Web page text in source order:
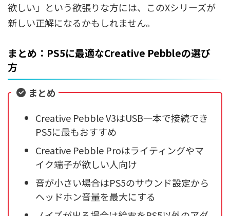
欲しい」という欲張りな方には、このXシリーズが
新しい正解になるかもしれません。
まとめ：PS5に最適なCreative Pebbleの選び
方
まとめ
Creative Pebble V3はUSB一本で接続でき
PS5に最もおすすめ
Creative Pebble Proはライティングやマ
イク端子が欲しい人向け
音が小さい場合はPS5のサウンド設定から
ヘッドホン音量を最大にする